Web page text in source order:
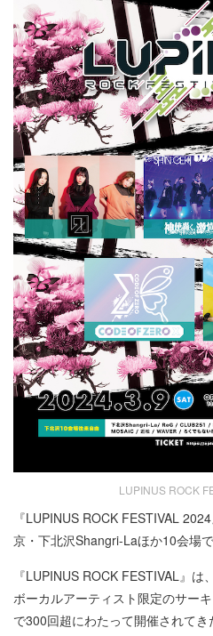
LUPINUS ROCK
『LUPINUS ROCK FESTIVAL
京・下北沢Shangri-Laほか10会場
『LUPINUS ROCK FESTIVAL』
ボーカルアーティスト限定のサー
で300回超にわたって開催されて